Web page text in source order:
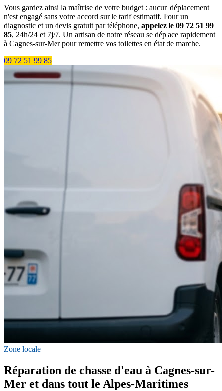
Vous gardez ainsi la maîtrise de votre budget : aucun déplacement
n'est engagé sans votre accord sur le tarif estimatif. Pour un
diagnostic et un devis gratuit par téléphone, appelez le 09 72 51 99
85, 24h/24 et 7j/7. Un artisan de notre réseau se déplace rapidement
à Cagnes-sur-Mer pour remettre vos toilettes en état de marche.
09 72 51 99 85
Zone locale
Réparation de chasse d'eau à Cagnes-sur-
Mer et dans tout le Alpes-Maritimes